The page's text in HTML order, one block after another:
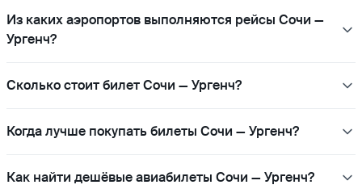
Из каких аэропортов выполняются рейсы Сочи —
Ургенч?
Сколько стоит билет Сочи — Ургенч?
Когда лучше покупать билеты Сочи — Ургенч?
Как найти дешёвые авиабилеты Сочи — Ургенч?